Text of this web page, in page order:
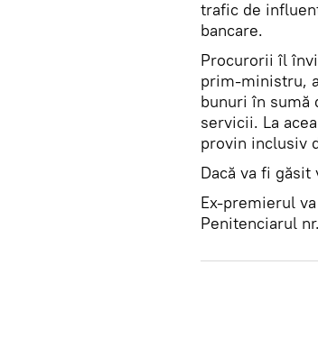
trafic de
bancare.
Procurorii îl
prim-ministru,
bunuri în sumă
servicii. La
provin inclusiv
Dacă va fi găsit
Ex-premierul
Penitenciarul